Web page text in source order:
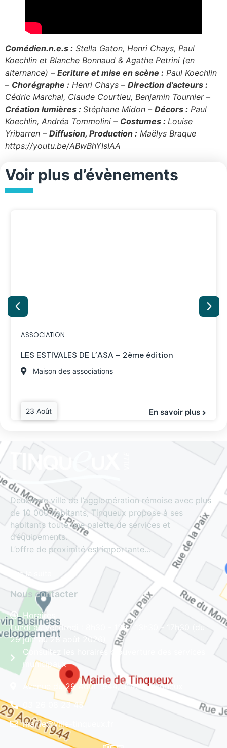
Comédien.n.e.s : Stella Gaton, Henri Chays, Paul
Koechlin et Blanche Bonnaud & Agathe Petrini (en
alternance) – Ecriture et mise en scène : Paul Koechlin
– Chorégraphe : Henri Chays – Direction d’acteurs :
Cédric Marchal, Claude Courtieu, Benjamin Tournier –
Création lumières : Stéphane Midon – Décors : Paul
Koechlin, Andréa Tommolini – Costumes : Louise
Yribarren – Diffusion, Production : Maëlys Braque
https://youtu.be/ABwBhYIsIAA
Voir plus d’évènements
ASSOCIATION
LES ESTIVALES DE L’ASA – 2ème édition
Maison des associations
23 Août En savoir plus
Deuxième ville de l’agglomération rémoise avec plus
de 10 000 habitants, Tinqueux propose à ses
habitants toute une palette de services et
d’équipements.
L’offre de proximité est importante…
Lire la suite
Nous contacter
Horaires
Lundi au vendredi : 8h30 - 12h | 13h30 - 17h30 (du
29 juin au 28 août 2026)
Consultez les horaires d'ouverture des services
municipaux
Avenue du 29 Août 1944, 51430 Tinqueux
03 26 08 23 45
mairie@ville-tinqueux.fr